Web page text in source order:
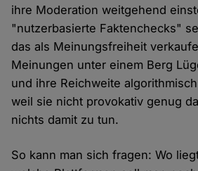
ihre Moderation weitgehend
"nutzerbasierte Faktenchecks"
das als Meinungsfreiheit
Meinungen unter einem Berg
und ihre Reichweite
weil sie nicht provokativ genug
nichts damit zu tun.
So kann man sich fragen: Wo